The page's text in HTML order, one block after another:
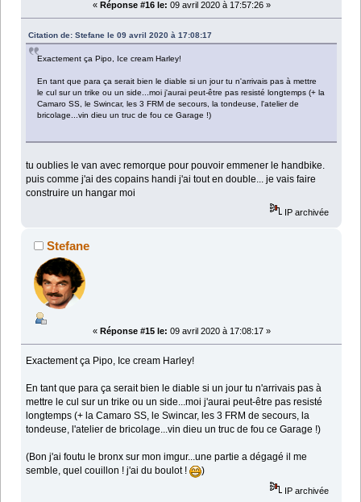
« Réponse #16 le: 09 avril 2020 à 17:57:26 »
Citation de: Stefane le 09 avril 2020 à 17:08:17
Exactement ça Pipo, Ice cream Harley!
En tant que para ça serait bien le diable si un jour tu n'arrivais pas à mettre
le cul sur un trike ou un side...moi j'aurai peut-être pas resisté longtemps (+ la
Camaro SS, le Swincar, les 3 FRM de secours, la tondeuse, l'atelier de
bricolage...vin dieu un truc de fou ce Garage !)
tu oublies le van avec remorque pour pouvoir emmener le handbike.
puis comme j'ai des copains handi j'ai tout en double... je vais faire
construire un hangar moi
IP archivée
Stefane
« Réponse #15 le: 09 avril 2020 à 17:08:17 »
Exactement ça Pipo, Ice cream Harley!
En tant que para ça serait bien le diable si un jour tu n'arrivais pas à
mettre le cul sur un trike ou un side...moi j'aurai peut-être pas resisté
longtemps (+ la Camaro SS, le Swincar, les 3 FRM de secours, la
tondeuse, l'atelier de bricolage...vin dieu un truc de fou ce Garage !)
(Bon j'ai foutu le bronx sur mon imgur...une partie a dégagé il me
semble, quel couillon ! j'ai du boulot !
)
IP archivée